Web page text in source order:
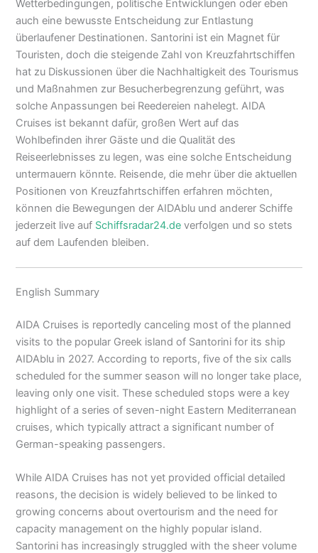
Wetterbedingungen, politische Entwicklungen oder eben
auch eine bewusste Entscheidung zur Entlastung
überlaufener Destinationen. Santorini ist ein Magnet für
Touristen, doch die steigende Zahl von Kreuzfahrtschiffen
hat zu Diskussionen über die Nachhaltigkeit des Tourismus
und Maßnahmen zur Besucherbegrenzung geführt, was
solche Anpassungen bei Reedereien nahelegt. AIDA
Cruises ist bekannt dafür, großen Wert auf das
Wohlbefinden ihrer Gäste und die Qualität des
Reiseerlebnisses zu legen, was eine solche Entscheidung
untermauern könnte. Reisende, die mehr über die aktuellen
Positionen von Kreuzfahrtschiffen erfahren möchten,
können die Bewegungen der AIDAblu und anderer Schiffe
jederzeit live auf Schiffsradar24.de verfolgen und so stets
auf dem Laufenden bleiben.
English Summary
AIDA Cruises is reportedly canceling most of the planned
visits to the popular Greek island of Santorini for its ship
AIDAblu in 2027. According to reports, five of the six calls
scheduled for the summer season will no longer take place,
leaving only one visit. These scheduled stops were a key
highlight of a series of seven-night Eastern Mediterranean
cruises, which typically attract a significant number of
German-speaking passengers.
While AIDA Cruises has not yet provided official detailed
reasons, the decision is widely believed to be linked to
growing concerns about overtourism and the need for
capacity management on the highly popular island.
Santorini has increasingly struggled with the sheer volume